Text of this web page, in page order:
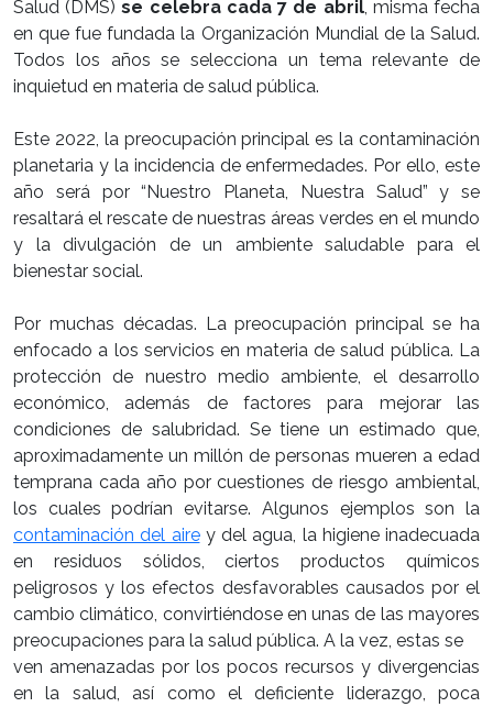
Salud (DMS)se celebra cada 7 de abril, misma fecha
en que fue fundada la Organización Mundial de la Salud.
Todos los años se selecciona un tema relevante de
inquietud en materia de salud pública.
Este 2022, la preocupación principal es la contaminación
planetaria y la incidencia de enfermedades. Por ello, este
año será por “Nuestro Planeta, Nuestra Salud” y se
resaltará el rescate de nuestras áreas verdes en el mundo
y la divulgación de un ambiente saludable para el
bienestar social.
Por muchas décadas. La preocupación principal se ha
enfocado a los servicios en materia de salud pública. La
protección de nuestro medio ambiente, el desarrollo
económico, además de factores para mejorar las
condiciones de salubridad. Se tiene un estimado que,
aproximadamente un millón de personas mueren a edad
temprana cada año por cuestiones de riesgo ambiental,
los cuales podrían evitarse. Algunos ejemplos son la
contaminación del airey del agua, la higiene inadecuada
en residuos sólidos, ciertos productos químicos
peligrosos y los efectos desfavorables causados por el
cambio climático, convirtiéndose en unas de las mayores
preocupaciones para la salud pública. A la vez, estas se
ven amenazadas por los pocos recursos y divergencias
en la salud, así como el deficiente liderazgo, poca